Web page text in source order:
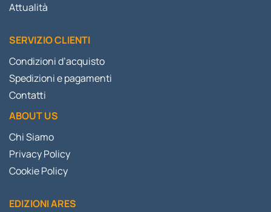
Attualità
SERVIZIO CLIENTI
Condizioni d’acquisto
Spedizioni e pagamenti
Contatti
ABOUT US
Chi Siamo
Privacy Policy
Cookie Policy
EDIZIONI ARES